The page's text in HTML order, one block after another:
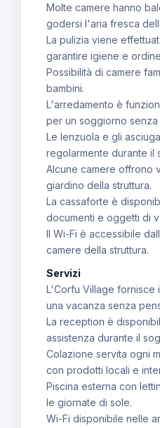
Molte camere hanno
godersi l'aria fresca
La pulizia viene
garantire igiene e
Possibilità di camere
bambini.
L'arredamento è
per un soggiorno senza
Le lenzuola e gli
regolarmente durante il
Alcune camere offrono
giardino della struttura.
La cassaforte è
documenti e oggetti di
Il Wi-Fi è accessibile
camere della struttura.
Servizi
L'Corfu Village fornisce
una vacanza senza
La reception è
assistenza durante il
Colazione servita ogni
con prodotti locali e
Piscina esterna con
le giornate di sole.
Wi-Fi disponibile nelle